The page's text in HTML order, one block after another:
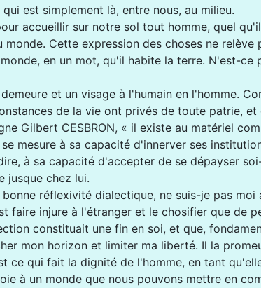
est simplement là, entre nous, au milieu.
accueillir sur notre sol tout homme, quel
Cette expression des choses ne
en un mot, qu'il habite la terre. N'est-
et un visage à l'humain en l'homme.
de la vie ont privés de toute patrie,
Gilbert CESBRON, « il existe au matériel
mesure à sa capacité d'innerver ses
à sa capacité d'accepter de se dépayser
jusque chez lui.
réflexivité dialectique, ne suis-je pas
faire injure à l'étranger et le chosifier que de
constituait une fin en soi, et que,
mon horizon et limiter ma liberté. Il la
ce qui fait la dignité de l'homme, en tant
à un monde que nous pouvons mettre en